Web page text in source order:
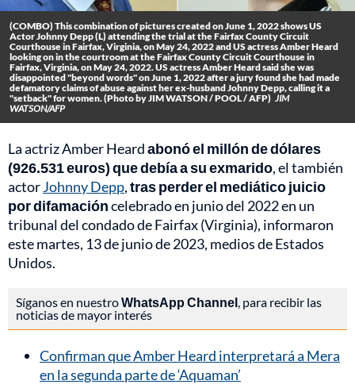
(COMBO) This combination of pictures created on June 1, 2022 shows US
Actor Johnny Depp (L) attending the trial at the Fairfax County Circuit
Courthouse in Fairfax, Virginia, on May 24, 2022 and US actress Amber Heard
looking on in the courtroom at the Fairfax County Circuit Courthouse in
Fairfax, Virginia, on May 24, 2022. US actress Amber Heard said she was
disappointed "beyond words" on June 1, 2022 after a jury found she had made
defamatory claims of abuse against her ex-husband Johnny Depp, calling it a
"setback" for women. (Photo by JIM WATSON / POOL / AFP) JIM
WATSON/AFP
La actriz Amber Heardabonó el millón de dólares
(926.531 euros) que debía a su exmarido, el también
actorJohnny Depp,tras perder el mediático juicio
por difamacióncelebrado en junio del 2022 en un
tribunal del condado de Fairfax (Virginia), informaron
este martes, 13 de junio de 2023, medios de Estados
Unidos.
Síganos en nuestroWhatsApp Channel, para recibir las
noticias de mayor interés
Confirman que Amber Heard interpretará a Mera
en la segunda parte de ‘Aquaman’